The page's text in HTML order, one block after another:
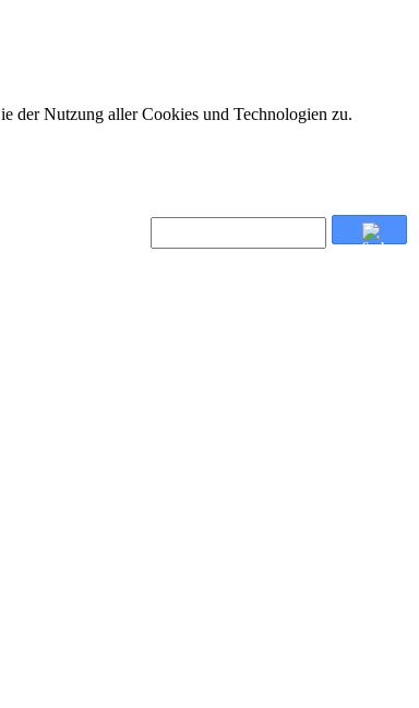
der Nutzung aller Cookies und Technologien zu.